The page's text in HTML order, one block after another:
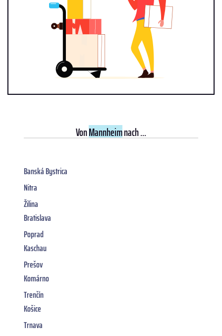
VonMannheimnach ...
Banská Bystrica
Nitra
Žilina
Bratislava
Poprad
Kaschau
Prešov
Komárno
Trenčín
Košice
Trnava